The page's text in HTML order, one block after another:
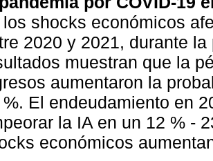
los shocks económicos
2020 y 2021, durante
muestran que la
aumentaron la
%. El endeudamiento en
la IA en un 12 % -
económicos